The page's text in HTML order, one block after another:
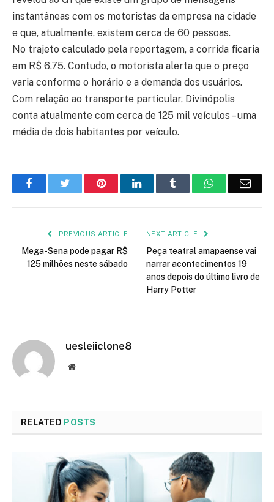
instantâneas com os motoristas da empresa na cidade
e que, atualmente, existem cerca de 60 pessoas.
No trajeto calculado pela reportagem, a corrida ficaria
em R$ 6,75. Contudo, o motorista alerta que o preço
varia conforme o horário e a demanda dos usuários.
Com relação ao transporte particular, Divinópolis
conta atualmente com cerca de 125 mil veículos – uma
média de dois habitantes por veículo.
FacebookTwitter PinterestLinkedIn Tumblr WhatsApp
PREVIOUS ARTICLE
Mega-Sena pode pagar R$
125 milhões neste sábado
NEXT ARTICLE
Peça teatral amapaense vai
narrar acontecimentos 19
anos depois do último livro de
Harry Potter
uesleiiclone8
Website
RELATED POSTS